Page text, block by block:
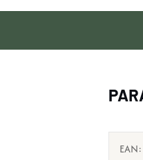
EAN: